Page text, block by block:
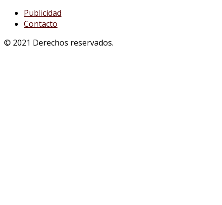
Publicidad
Contacto
© 2021 Derechos reservados.